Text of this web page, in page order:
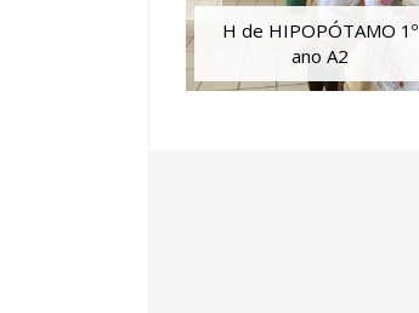
H de HIPOPÓTAMO 1º
ano A2